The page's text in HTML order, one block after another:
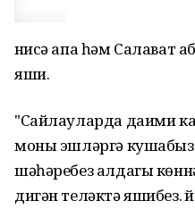
Әнисә апа һәм Салават
яши.
"Сайлауларда даими
моны эшләргә
шәһәребез алдагы
дигән теләктә яшибез.